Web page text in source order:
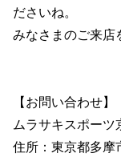
ださいね。
みなさまのご来店
【お問い合わせ】
ムラサキスポー
住所：東京都多摩